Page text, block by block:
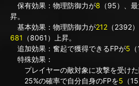
保有効果：物理防御力が8 （95）、
昇。
基本効果：物理防御力が212 （2392
681
（8061）上昇。
追加効果：奮起で獲得できるFPが5
特殊効果：
プレイヤーの敵対象に攻撃を受けた
25%の確率で自分自身のFPを5 （